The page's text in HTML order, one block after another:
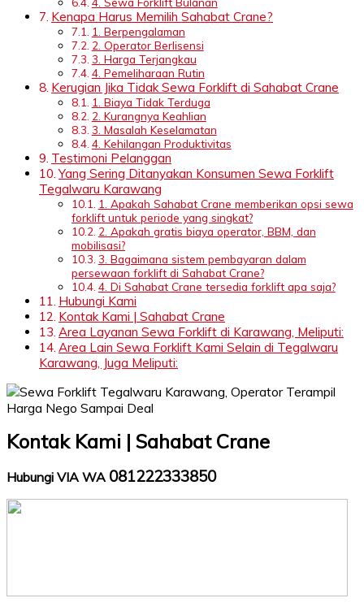
Kenapa Harus Memilih Sahabat Crane?
1. Berpengalaman
2. Operator Berlisensi
3. Harga Terjangkau
4. Pemeliharaan Rutin
Kerugian Jika Tidak Sewa Forklift di Sahabat Crane
1. Biaya Tidak Terduga
2. Kurangnya Keahlian
3. Masalah Keselamatan
4. Kehilangan Produktivitas
Testimoni Pelanggan
Yang Sering Ditanyakan Konsumen Sewa Forklift
Tegalwaru Karawang
1. Apakah Sahabat Crane memberikan opsi sewa
forklift untuk periode yang singkat?
2. Apakah gratis biaya operator, BBM, dan
mobilisasi?
3. Bagaimana sistem pembayaran dalam
persewaan forklift di Sahabat Crane?
4. Di Sahabat Crane tersedia forklift apa saja?
Hubungi Kami
Kontak Kami | Sahabat Crane
Area Layanan Sewa Forklift di Karawang, Meliputi:
Area Lain Sewa Forklift Kami Selain di Tegalwaru
Karawang, Juga Meliputi:
Kontak Kami | Sahabat Crane
Hubungi VIA WA 081222333850